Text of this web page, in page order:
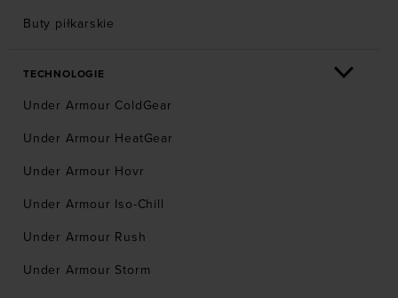
Buty piłkarskie
TECHNOLOGIE
Under Armour ColdGear
Under Armour HeatGear
Under Armour Hovr
Under Armour Iso-Chill
Under Armour Rush
Under Armour Storm